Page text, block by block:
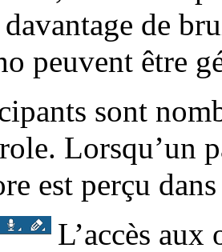
de
peuvent être
sont
Lorsqu’un
est perçu
L’accès